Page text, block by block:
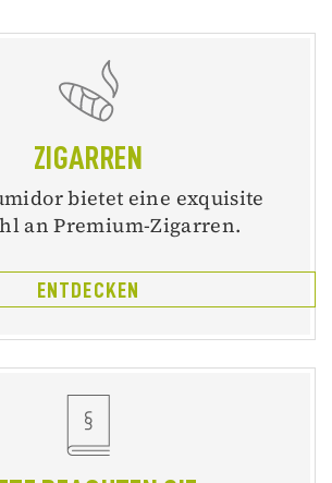
ZIGARREN
bietet eine exquisite
an Premium-Zigarren.
ENTDECKEN